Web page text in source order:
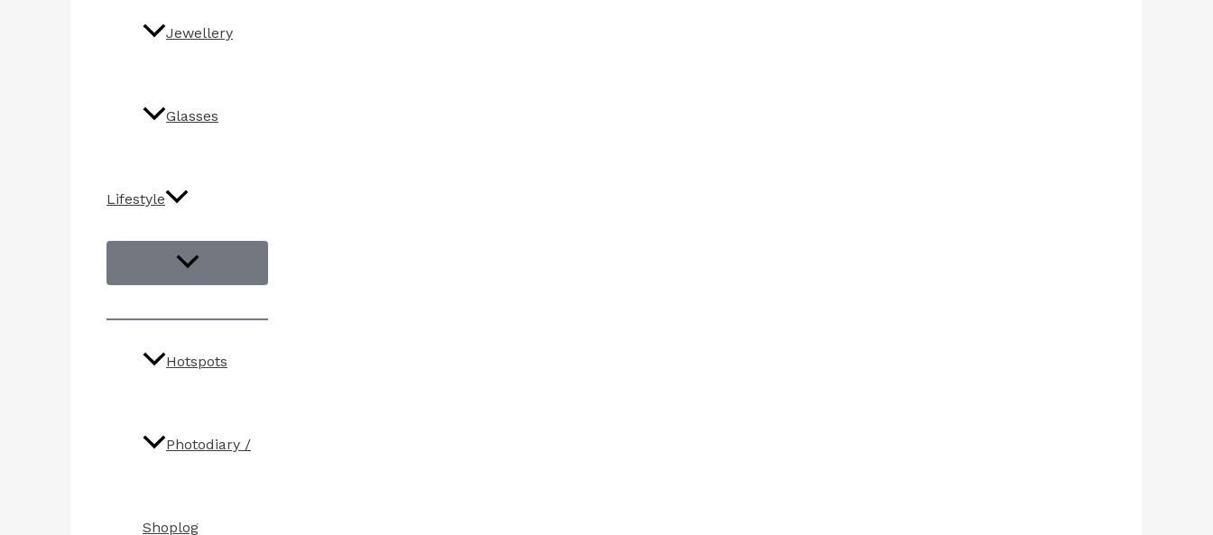
Jewellery
Glasses
Lifestyle
Hotspots
Photodiary /
Shoplog